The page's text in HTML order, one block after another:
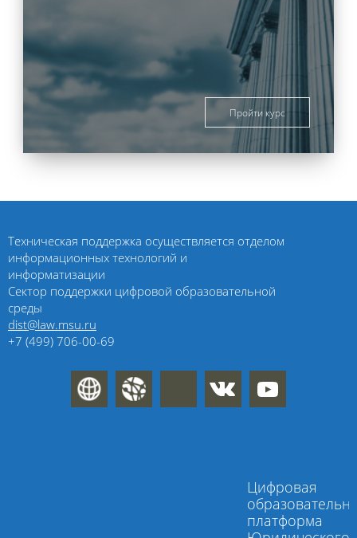
Пройти курс
Техническая поддержка осуществляется отделом
информационных технологий и
информатизации
Сектор поддержки цифровой образовательной
среды
dist@law.msu.ru
+7 (499) 706-00-69
Цифровая
платформа